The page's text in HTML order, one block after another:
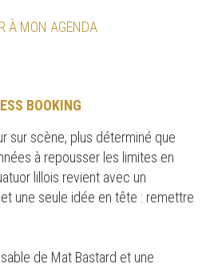
À MON AGENDA
BOOKING
sur scène, plus déterminé que
à repousser les limites en
lillois revient avec un
une seule idée en tête : remettre
de Mat Bastard et une